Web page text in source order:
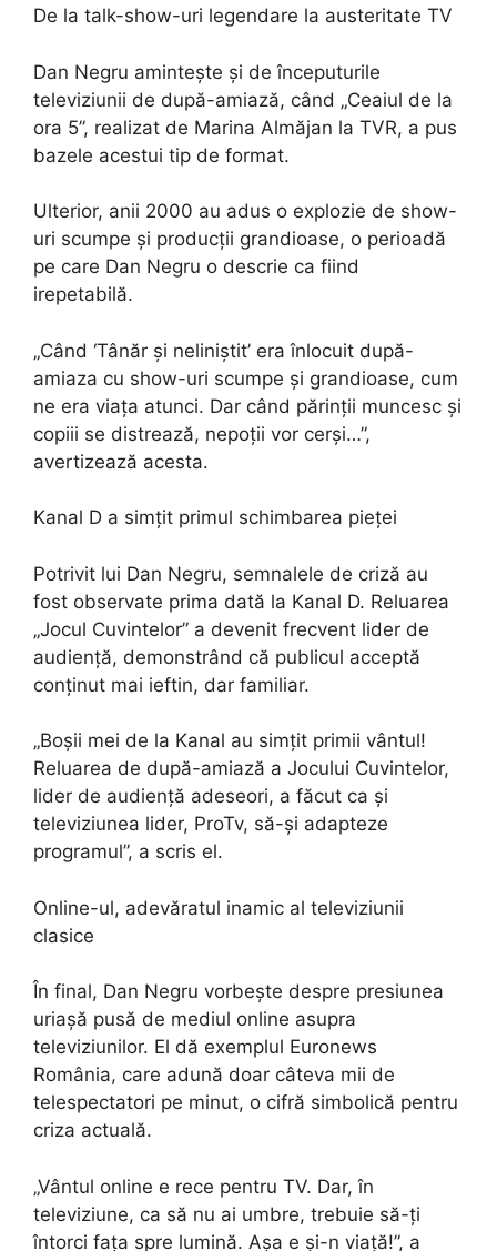
De la talk-show-uri legendare la austeritate TV
Dan Negru amintește și de începuturile
televiziunii de după-amiază, când „Ceaiul de la
ora 5”, realizat de Marina Almăjan la TVR, a pus
bazele acestui tip de format.
Ulterior, anii 2000 au adus o explozie de show-
uri scumpe și producții grandioase, o perioadă
pe care Dan Negru o descrie ca fiind
irepetabilă.
„Când ‘Tânăr și neliniștit’ era înlocuit după-
amiaza cu show-uri scumpe și grandioase, cum
ne era viața atunci. Dar când părinții muncesc și
copiii se distrează, nepoții vor cerși…”,
avertizează acesta.
Kanal D a simțit primul schimbarea pieței
Potrivit lui Dan Negru, semnalele de criză au
fost observate prima dată la Kanal D. Reluarea
„Jocul Cuvintelor” a devenit frecvent lider de
audiență, demonstrând că publicul acceptă
conținut mai ieftin, dar familiar.
„Boșii mei de la Kanal au simțit primii vântul!
Reluarea de după-amiază a Jocului Cuvintelor,
lider de audiență adeseori, a făcut ca și
televiziunea lider, ProTv, să-și adapteze
programul”, a scris el.
Online-ul, adevăratul inamic al televiziunii
clasice
În final, Dan Negru vorbește despre presiunea
uriașă pusă de mediul online asupra
televiziunilor. El dă exemplul Euronews
România, care adună doar câteva mii de
telespectatori pe minut, o cifră simbolică pentru
criza actuală.
„Vântul online e rece pentru TV. Dar, în
televiziune, ca să nu ai umbre, trebuie să-ți
întorci fața spre lumină. Așa e și-n viață!”, a